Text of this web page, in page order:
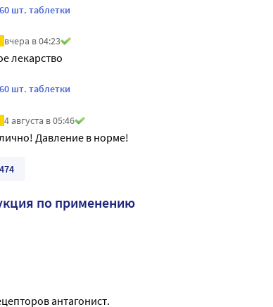
шт. таблетки
вчера в 04:23
лекарство
шт. таблетки
4 августа в 05:46
Давление в норме!
по применению
антагонист.